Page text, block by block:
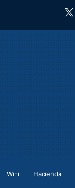
WiFi Hacienda